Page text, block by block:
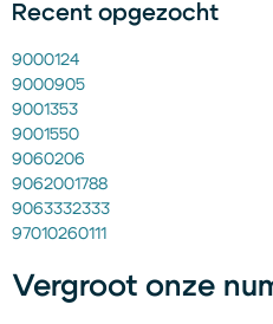
Recent opgezocht
9000124
9000905
9001353
9001550
9060206
9062001788
9063332333
97010260111
Vergroot onze